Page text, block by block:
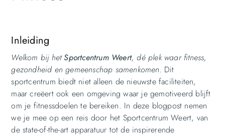
Inleiding
Welkom bij hetSportcentrum Weert, dé plek waar fitness,
gezondheid en gemeenschap samenkomen. Dit
sportcentrum biedt niet alleen de nieuwste faciliteiten,
maar creëert ook een omgeving waar je gemotiveerd blijft
om je fitnessdoelen te bereiken. In deze blogpost nemen
we je mee op een reis door het Sportcentrum Weert, van
de state-of-the-art apparatuur tot de inspirerende